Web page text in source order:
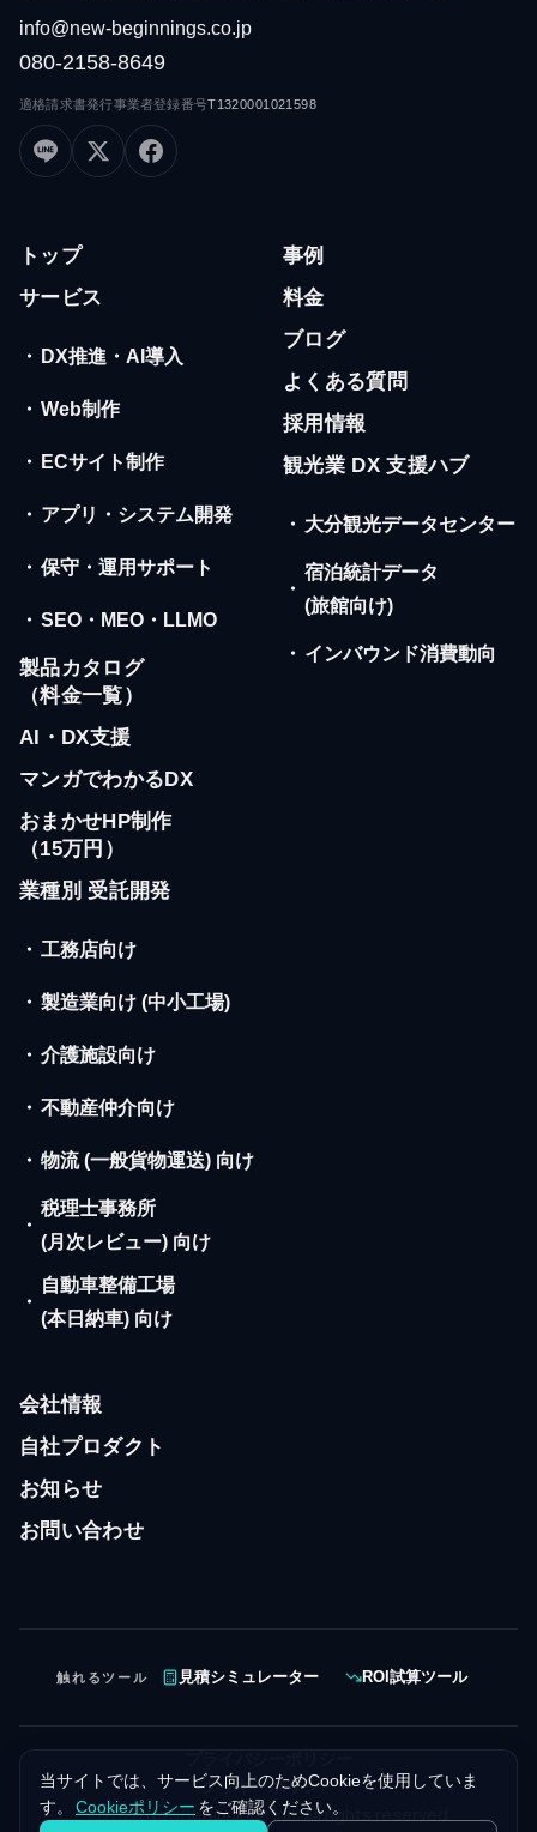
info@new-beginnings.co.jp
080-2158-8649
適格請求書発行事業者登録番号T1320001021598
トップ
サービス
・ DX推進・AI導入
・ Web制作
・ ECサイト制作
・ アプリ・システム開発
・ 保守・運用サポート
・ SEO・MEO・LLMO
製品カタログ
（料金一覧）
AI・DX支援
マンガでわかるDX
おまかせHP制作
（15万円）
業種別 受託開発
・ 工務店向け
・ 製造業向け (中小工場)
・ 介護施設向け
・ 不動産仲介向け
・ 物流 (一般貨物運送) 向け
・
税理士事務所
(月次レビュー) 向け
・
自動車整備工場
(本日納車) 向け
事例
料金
ブログ
よくある質問
採用情報
観光業 DX 支援ハブ
・ 大分観光データセンター
・
宿泊統計データ
(旅館向け)
・ インバウンド消費動向
会社情報
自社プロダクト
お知らせ
お問い合わせ
触れるツール 見積シミュレーター ROI試算ツール
クッキーポリシー
©2026NewBeginnings Inc. All rights reserved.
当サイトでは、サービス向上のためCookieを使用していま
す。
Cookieポリシー をご確認ください。